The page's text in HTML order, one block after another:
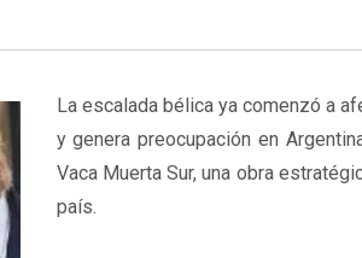
La escalada bélica ya comenzó a
y genera preocupación en
Vaca Muerta Sur, una obra
país.